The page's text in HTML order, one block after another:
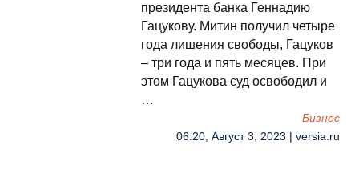
президента банка Геннадию
Гацукову. Митин получил четыре
года лишения свободы, Гацуков
– три года и пять месяцев. При
этом Гацукова суд освободил и
…
Бизнес
06:20, Август 3, 2023 | versia.ru